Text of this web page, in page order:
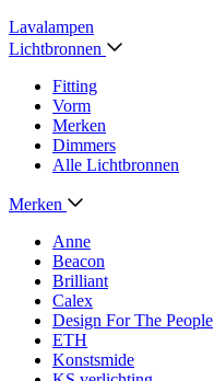
Lavalampen
Lichtbronnen
Fitting
Vorm
Merken
Dimmers
Alle Lichtbronnen
Merken
Anne
Beacon
Brilliant
Calex
Design For The People
ETH
Konstsmide